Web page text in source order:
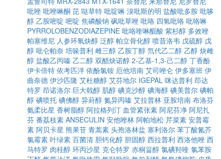
吡唑 吡唑啉酮 芘 哒草特 吡啶啉 溴吡斯的明 盐酸吡多胺 吡哆
醇 乙胺嘧啶 嘧啶 焦磷酸钠 砜吡草唑 吡咯 四氢吡咯 吡咯啉
PYRROLOBENZODIAZEPINE 吡咯喹啉醌酸 紫杉醇 多效唑
帕塞维尼 人参环氧炔醇 泛醇 帕立骨化醇 喷昔洛韦 戊硫醇 戊
醇 吡仑帕奈 培哚普利 雌三醇 乙胺丁醇 氘代乙二醇 乙醇 炔雌
醇 盐酸乙丙嗪 乙二醇 双醋炔诺醇 2-乙基-1,3-己二醇 丁香酚
伊卡倍特 依考匹泮 依酚氯铵 厄他培南 艾司唑仑 伊多塞班 伊
曲奈德 伊沙匹隆 艾杜糖醇 艾芬地尔 IGEPAL 咪达普利 茚达
特罗 茚诺洛尔 巨大戟醇 肌醇 碘克沙醇 碘海醇 碘美普尔 碘帕
醇 碘喷托 碘佛醇 异葑醇 氮异丙嗪 艾拉普林 亚胺培南 布洛芬
氨柔比星 香树脂醇 阿拉格列汀 血管紧张素 阿尼芬净 阿尼扎
芬 番荔枝素 ANSECULIN 安他唑林 阿帕地松 芹菜素 安普霉
素 阿贝卡星 熊果苷 青蒿素 头孢洛林盐 塞利洛尔 苯丁酸氮芥
氯霉素 叶绿素 百菌清 胆钙化醇 胆固醇 西拉普利 西洛他唑 西
马特罗 肉桂醇 环丙沙星 克仑特罗 赤桐甾醇 氯碘羟喹 氯苯胺